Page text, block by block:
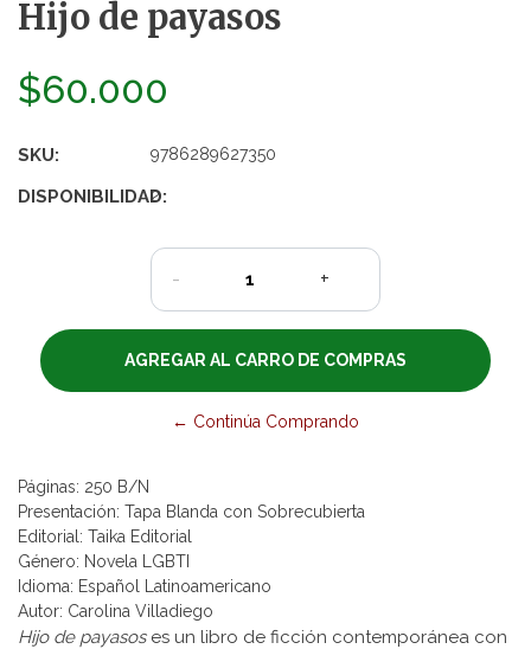
Hijo de payasos
$60.000
SKU: 9786289627350
DISPONIBILIDAD:
2
- +
← Continúa Comprando
Páginas: 250 B/N
Presentación: Tapa Blanda con Sobrecubierta
Editorial: Taika Editorial
Género: Novela LGBTI
Idioma: Español Latinoamericano
Autor: Carolina Villadiego
Hijo de payasoses un libro de ficción contemporánea con